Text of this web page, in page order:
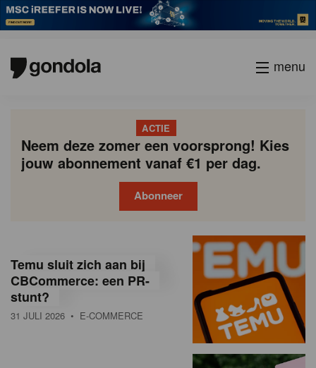
menu
ACTIE
Neem deze zomer een voorsprong! Kies
jouw abonnement vanaf €1 per dag.
Abonneer
o
n
d
Temu sluit zich aan bij
CBCommerce: een PR-
stunt?
31 JULI 2026 • E-COMMERCE